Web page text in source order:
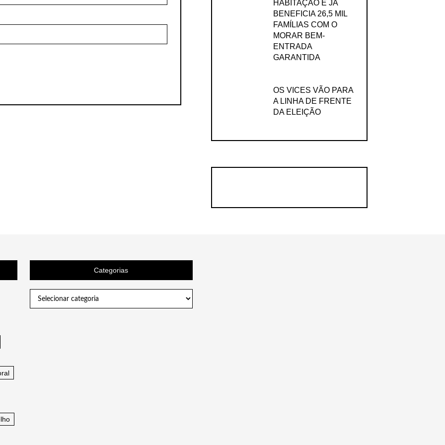
HABITAÇÃO E JÁ
BENEFICIA 26,5 MIL
FAMÍLIAS COM O
MORAR BEM-
ENTRADA
GARANTIDA
OS VICES VÃO PARA
A LINHA DE FRENTE
DA ELEIÇÃO
Categorias
Categorias